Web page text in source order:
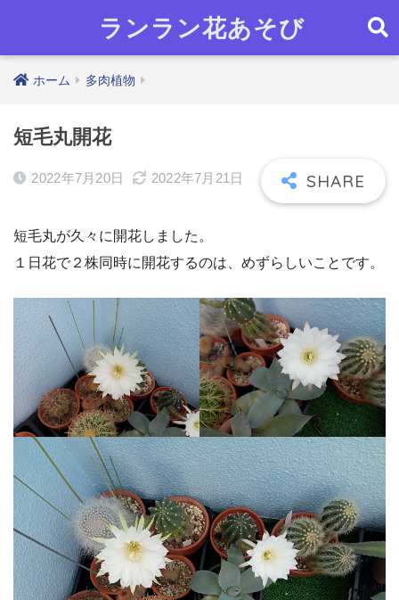
ランラン花あそび
ホーム 多肉植物
短毛丸開花
2022年7月20日 2022年7月21日
短毛丸が久々に開花しました。
１日花で２株同時に開花するのは、めずらしいことです。